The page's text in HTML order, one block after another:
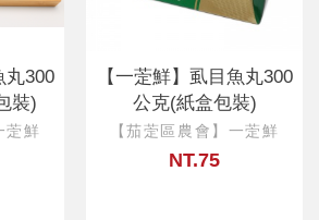
丸300
裝)
萣鮮
【一萣鮮】虱目魚丸300
公克(紙盒包裝)
【茄萣區農會】一萣鮮
NT.75